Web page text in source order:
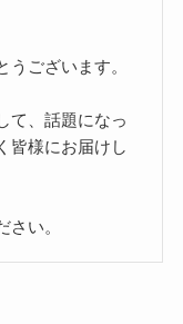
ございます。
て、話題になっ
皆様にお届けし
い。